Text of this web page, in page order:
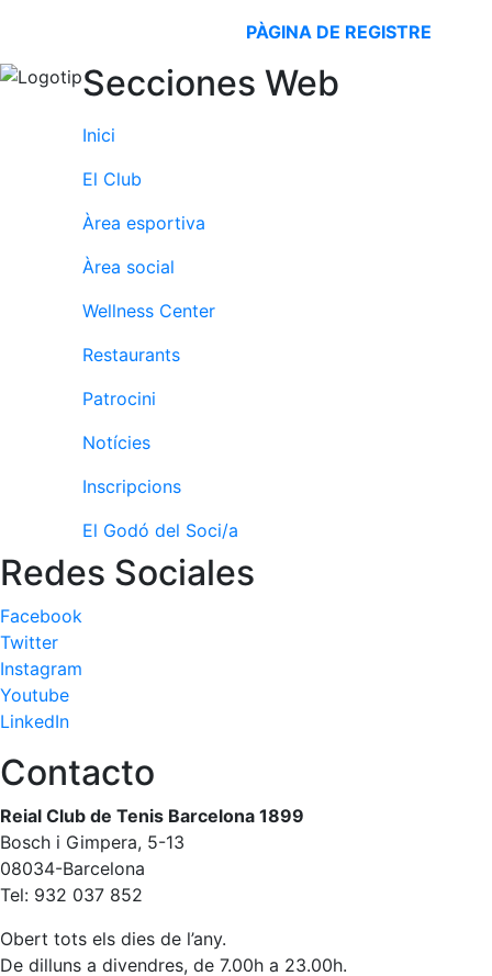
Preguntes
Freqüents
Treballa amb
Àrea esportiva
Tennis
Escola de
tennis
Next Gen
Palmarès
equips
Llegendes
Jugadors
professionals
Competicions
Campionat
Social de
Tennis
de Joc
Històric
del
Campionat
Social
Fotos
Normativa
Pàdel
PÀGINA DE REGISTRE
Secciones Web
Inici
El Club
Àrea esportiva
Àrea social
Wellness Center
Restaurants
Patrocini
Notícies
Inscripcions
El Godó del Soci/a
Redes Sociales
Facebook
Twitter
Instagram
Youtube
LinkedIn
Contacto
Reial Club de Tenis Barcelona 1899
Bosch i Gimpera, 5-13
08034-Barcelona
Tel: 932 037 852
Obert tots els dies de l’any.
De dilluns a divendres, de 7.00h a 23.00h.